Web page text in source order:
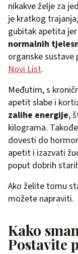
nikakve želje za
je kratkog
gubitak apetita jer
normalnih
organske sustave
Novi List.
Međutim, s
apetit slabe i
zalihe energije,
kilograma.
dovesti do
apetit i izazvati
poput dobrih
Ako želite tomu
možete napraviti.
Kako
Postavite